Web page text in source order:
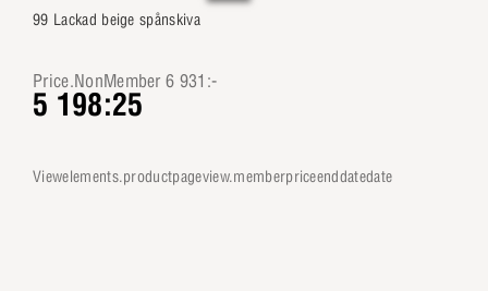
99 Lackad beige spånskiva
Price.NonMember 6 931:-
5 198:25
viewelements.productpageview.memberpriceenddatedate